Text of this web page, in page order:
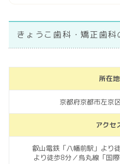
きょうこ歯科・矯正歯科
所在地
京都府京都市左京
アクセ
叡山電鉄「八幡前駅」より
より徒歩8分／烏丸線「国